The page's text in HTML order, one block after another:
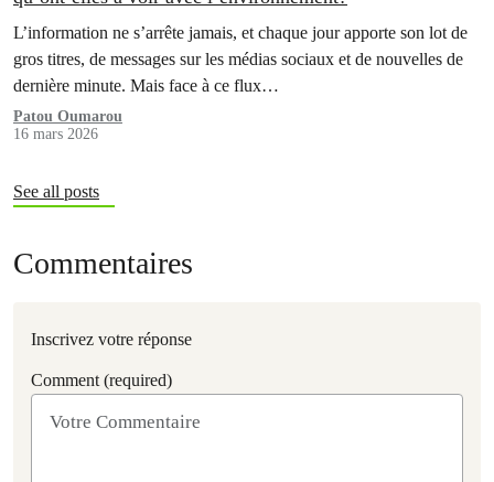
L’information ne s’arrête jamais, et chaque jour apporte son lot de
gros titres, de messages sur les médias sociaux et de nouvelles de
dernière minute. Mais face à ce flux…
Patou Oumarou
16 mars 2026
See all posts
Commentaires
Inscrivez votre réponse
Comment (required)